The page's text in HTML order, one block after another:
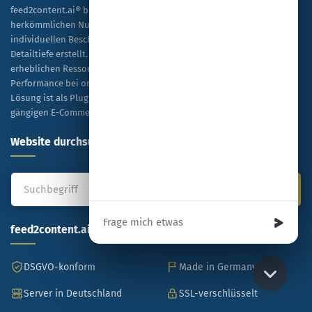
feed2content.ai® bietet eine skalierbare Alternative zur
herkömmlichen Nutzung von ChatGPT, indem es Tausende von
individuellen Beschreibungen kosteneffizient und in hoher
Detailtiefe erstellt. Unternehmen profitieren dabei von einer
erheblichen Ressourceneinsparung sowie einer verbesserten
Performance bei organischen Rankings und bezahlten Anzeigen. Die
Lösung ist als Plug-and-Play-Modell konzipiert und mit allen
gängigen E-Commerce-Plattformen kompatibel.
Website durchsuchen
feed2content.ai
DSGVO-konform Made in Germany
Server in Deutschland SSL-verschlüsselt